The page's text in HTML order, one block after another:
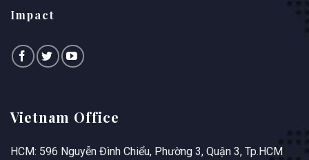
Impact
Vietnam Office
HCM: 596 Nguyễn Đình Chiểu, Phường 3, Quận 3, Tp.HCM